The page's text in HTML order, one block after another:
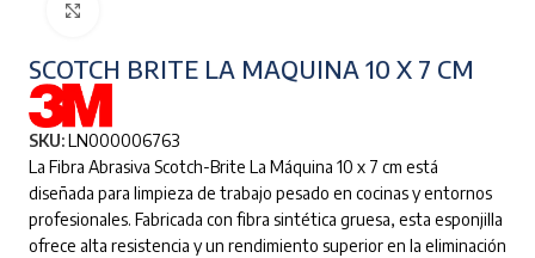
SCOTCH BRITE LA MAQUINA 10 X 7 CM
SKU:LN000006763
La Fibra Abrasiva Scotch-Brite La Máquina 10 x 7 cm está
diseñada para limpieza de trabajo pesado en cocinas y entornos
profesionales. Fabricada con fibra sintética gruesa, esta esponjilla
ofrece alta resistencia y un rendimiento superior en la eliminación